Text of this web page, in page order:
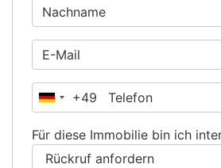
Deutschland
+49
Für diese Immobilie bin ich